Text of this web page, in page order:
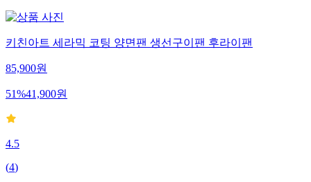
키친아트 세라믹 코팅 양면팬 생선구이팬 후라이팬
85,900원
51%41,900원
4.5
(4)